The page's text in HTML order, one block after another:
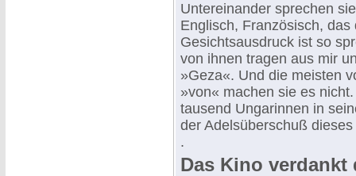
Untereinander sprechen
Englisch, Französisch,
Gesichtsausdruck ist so
von ihnen tragen aus mir
»Geza«. Und die meisten
»von« machen sie es
tausend Ungarinnen in
der Adelsüberschuß
.
Das Kino verdankt